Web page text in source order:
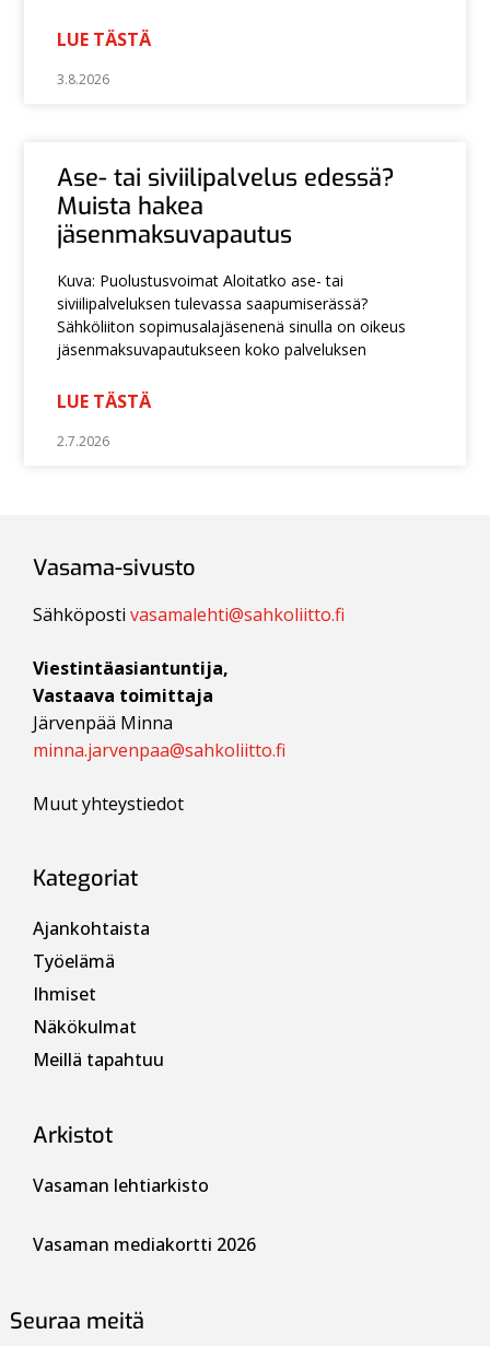
LUE TÄSTÄ
3.8.2026
Ase- tai siviilipalvelus edessä?
Muista hakea
jäsenmaksuvapautus
Kuva: Puolustusvoimat Aloitatko ase- tai
siviilipalveluksen tulevassa saapumiserässä?
Sähköliiton sopimusalajäsenenä sinulla on oikeus
jäsenmaksuvapautukseen koko palveluksen
LUE TÄSTÄ
2.7.2026
Vasama-sivusto
Sähköpostivasamalehti@sahkoliitto.fi
Viestintäasiantuntija,
Vastaava toimittaja
Järvenpää Minna
minna.jarvenpaa@sahkoliitto.fi
Muut yhteystiedot
Kategoriat
Ajankohtaista
Työelämä
Ihmiset
Näkökulmat
Meillä tapahtuu
Arkistot
Vasaman lehtiarkisto
Vasaman mediakortti 2026
Seuraa meitä